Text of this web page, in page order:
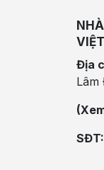
Địa
Lâm
SĐT: